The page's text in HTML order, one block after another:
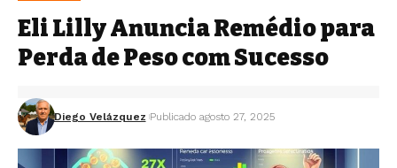
Eli Lilly Anuncia Remédio para
Perda de Peso com Sucesso
Diego Velázquez Publicado agosto 27, 2025